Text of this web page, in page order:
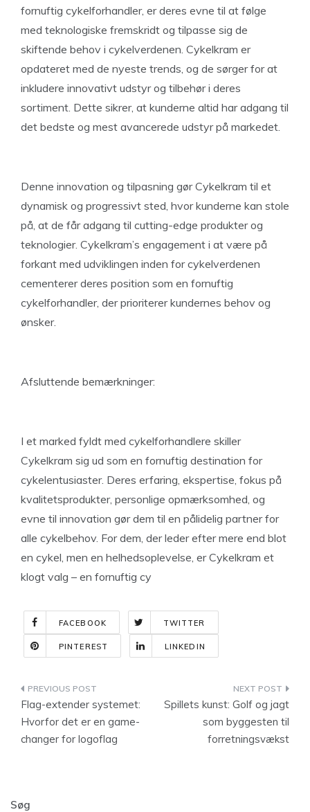
fornuftig cykelforhandler, er deres evne til at følge
med teknologiske fremskridt og tilpasse sig de
skiftende behov i cykelverdenen. Cykelkram er
opdateret med de nyeste trends, og de sørger for at
inkludere innovativt udstyr og tilbehør i deres
sortiment. Dette sikrer, at kunderne altid har adgang til
det bedste og mest avancerede udstyr på markedet.
Denne innovation og tilpasning gør Cykelkram til et
dynamisk og progressivt sted, hvor kunderne kan stole
på, at de får adgang til cutting-edge produkter og
teknologier. Cykelkram’s engagement i at være på
forkant med udviklingen inden for cykelverdenen
cementerer deres position som en fornuftig
cykelforhandler, der prioriterer kundernes behov og
ønsker.
Afsluttende bemærkninger:
I et marked fyldt med cykelforhandlere skiller
Cykelkram sig ud som en fornuftig destination for
cykelentusiaster. Deres erfaring, ekspertise, fokus på
kvalitetsprodukter, personlige opmærksomhed, og
evne til innovation gør dem til en pålidelig partner for
alle cykelbehov. For dem, der leder efter mere end blot
en cykel, men en helhedsoplevelse, er Cykelkram et
klogt valg – en fornuftig cy
FACEBOOK TWITTER
PINTEREST LINKEDIN
Indlægsnavigation
Flag-extender systemet:
Hvorfor det er en game-
changer for logoflag
Spillets kunst: Golf og jagt
som byggesten til
forretningsvækst
Søg